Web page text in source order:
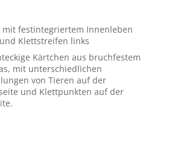
mit festintegriertem Innenleben
Klettstreifen links
Kärtchen aus bruchfestem
mit unterschiedlichen
von Tieren auf der
und Klettpunkten auf der